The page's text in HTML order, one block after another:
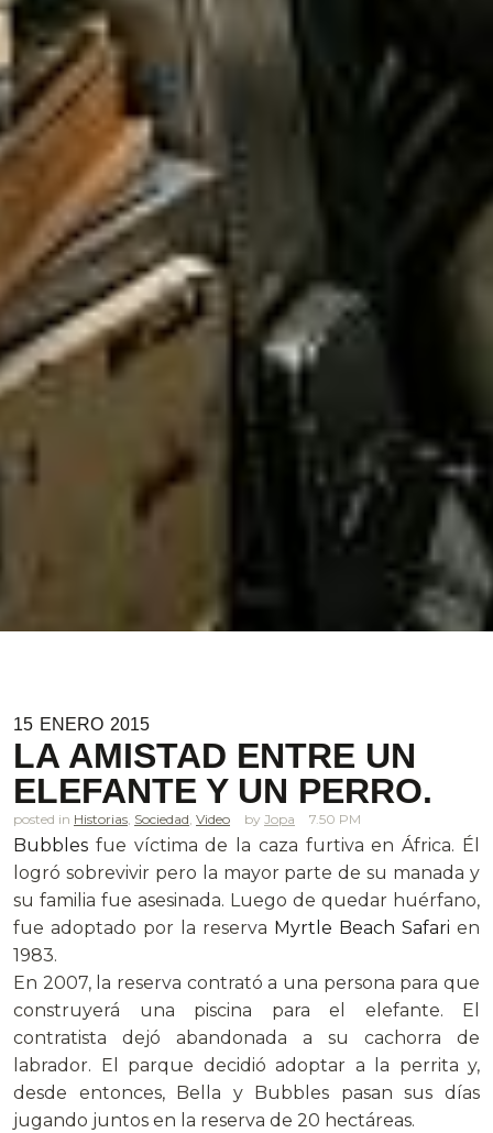
15 ENERO 2015
LA AMISTAD ENTRE UN
ELEFANTE Y UN PERRO.
posted in Historias Sociedad Video Jopa 7.50 PM
Bubbles fue víctima de la caza furtiva en África. Él
logró sobrevivir pero la mayor parte de su manada y
su familia fue asesinada. Luego de quedar huérfano,
fue adoptado por la reserva Myrtle Beach Safari en
1983.
En 2007, la reserva contrató a una persona para que
construyerá una piscina para el elefante. El
contratista dejó abandonada a su cachorra de
labrador. El parque decidió adoptar a la perrita y,
desde entonces, Bella y Bubbles pasan sus días
jugando juntos en la reserva de 20 hectáreas.